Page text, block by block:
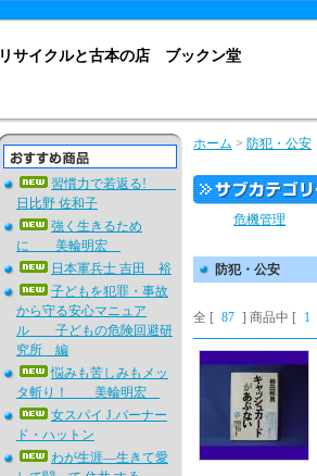
リサイクルと古本の店 ブックン堂
習慣力で若返る!
日比野 佐和子
強く生きるため
に 美輪明宏
日本軍兵士 吉田 裕
子どもを犯罪・事故
から守る安心マニュア
ル 子どもの危険回避研
究所 編
悩みも苦しみもメッ
タ斬り！ 美輪明宏
女スパイ J.バーナー
ド・ハットン
わが生涯―生きて愛
ホーム > 防犯・公安
危機管理
防犯・公安
全 [ 87 ] 商品中 [ 1